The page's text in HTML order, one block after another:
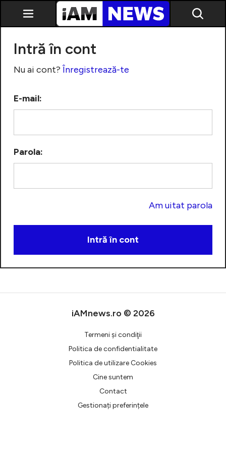
Creează cont
Intră în cont
Nu ai cont?Înregistrează-te
E-mail:
Parola:
Am uitat parola
iAMnews.ro © 2026
Termeni şi condiţii
Politica de confidentialitate
Politica de utilizare Cookies
Cine suntem
Contact
Gestionați preferințele